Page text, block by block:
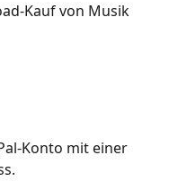
Kauf von Musik
Konto mit einer